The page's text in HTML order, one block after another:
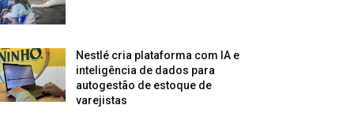
Nestlé cria plataforma com IA e
inteligência de dados para
autogestão de estoque de
varejistas